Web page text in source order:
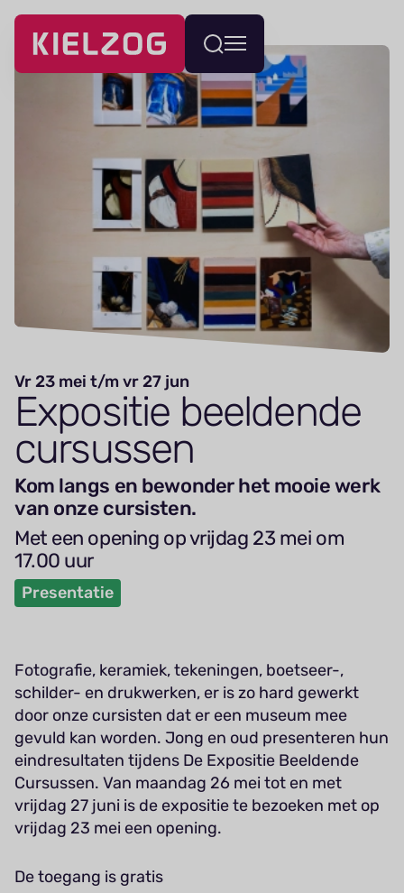
Navigatie
overslaan
Wissel
menu
Vr 23 mei t/m vr 27 jun
Expositie beeldende
cursussen
Kom langs en bewonder het mooie werk
van onze cursisten.
Met een opening op vrijdag 23 mei om
17.00 uur
Presentatie
Fotografie, keramiek, tekeningen, boetseer-,
schilder- en drukwerken, er is zo hard gewerkt
door onze cursisten dat er een museum mee
gevuld kan worden. Jong en oud presenteren hun
eindresultaten tijdens De Expositie Beeldende
Cursussen. Van maandag 26 mei tot en met
vrijdag 27 juni is de expositie te bezoeken met op
vrijdag 23 mei een opening.
De toegang is gratis